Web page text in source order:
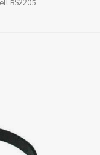
BS2205